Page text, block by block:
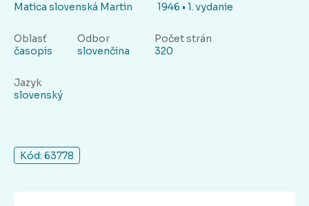
Matica slovenská Martin
1946 • 1. vydanie
Oblasť
časopis
Odbor
slovenčina
Počet strán
320
Jazyk
slovenský
Kód: 63778